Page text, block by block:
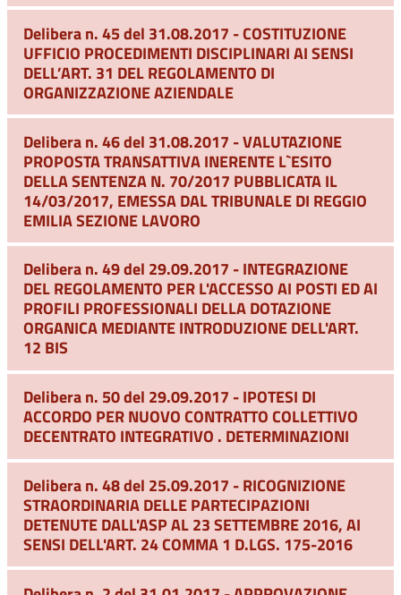
Delibera n. 45 del 31.08.2017 - COSTITUZIONE
UFFICIO PROCEDIMENTI DISCIPLINARI AI SENSI
DELL’ART. 31 DEL REGOLAMENTO DI
ORGANIZZAZIONE AZIENDALE
Delibera n. 46 del 31.08.2017 - VALUTAZIONE
PROPOSTA TRANSATTIVA INERENTE L`ESITO
DELLA SENTENZA N. 70/2017 PUBBLICATA IL
14/03/2017, EMESSA DAL TRIBUNALE DI REGGIO
EMILIA SEZIONE LAVORO
Delibera n. 49 del 29.09.2017 - INTEGRAZIONE
DEL REGOLAMENTO PER L'ACCESSO AI POSTI ED AI
PROFILI PROFESSIONALI DELLA DOTAZIONE
ORGANICA MEDIANTE INTRODUZIONE DELL'ART.
12 BIS
Delibera n. 50 del 29.09.2017 - IPOTESI DI
ACCORDO PER NUOVO CONTRATTO COLLETTIVO
DECENTRATO INTEGRATIVO . DETERMINAZIONI
Delibera n. 48 del 25.09.2017 - RICOGNIZIONE
STRAORDINARIA DELLE PARTECIPAZIONI
DETENUTE DALL'ASP AL 23 SETTEMBRE 2016, AI
SENSI DELL'ART. 24 COMMA 1 D.LGS. 175-2016